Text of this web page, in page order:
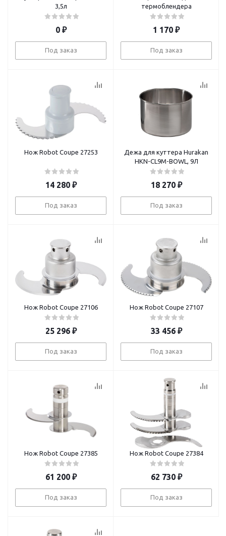
3,5л
0₽
Под заказ
термоблендера
1 170 ₽
Под заказ
Нож Robot Coupe 27253
14 280₽
Под заказ
Дежа для куттера Hurakan
HKN-CL9M-BOWL, 9Л
18 270₽
Под заказ
Нож Robot Coupe 27106
25 296₽
Под заказ
Нож Robot Coupe 27107
33 456₽
Под заказ
Нож Robot Coupe 27385
61 200₽
Под заказ
Нож Robot Coupe 27384
62 730₽
Под заказ